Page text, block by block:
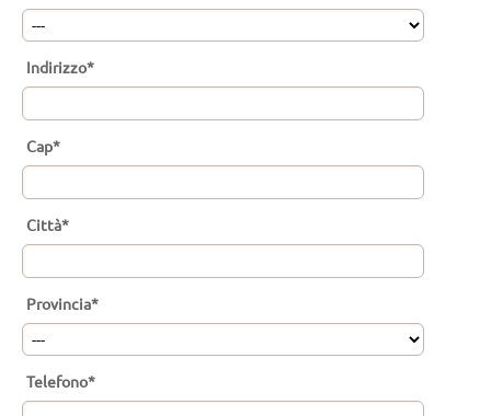
Indirizzo*
Cap*
Città*
Provincia*
Telefono*